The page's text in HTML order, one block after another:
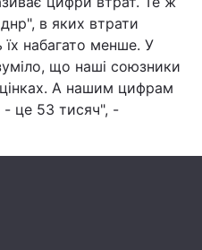
Думки
в яких втрати
їх набагато менше. У
що наші союзники
А нашим цифрам
- це 53 тисяч", -